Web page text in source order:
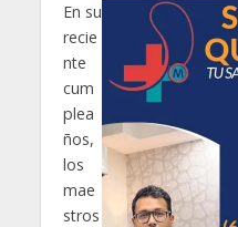
En su
recie
nte
cum
plea
ños,
los
mae
stros